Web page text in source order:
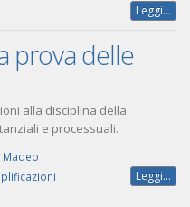
Leggi...
prova delle
alla disciplina della
e processuali.
Madeo
Leggi...